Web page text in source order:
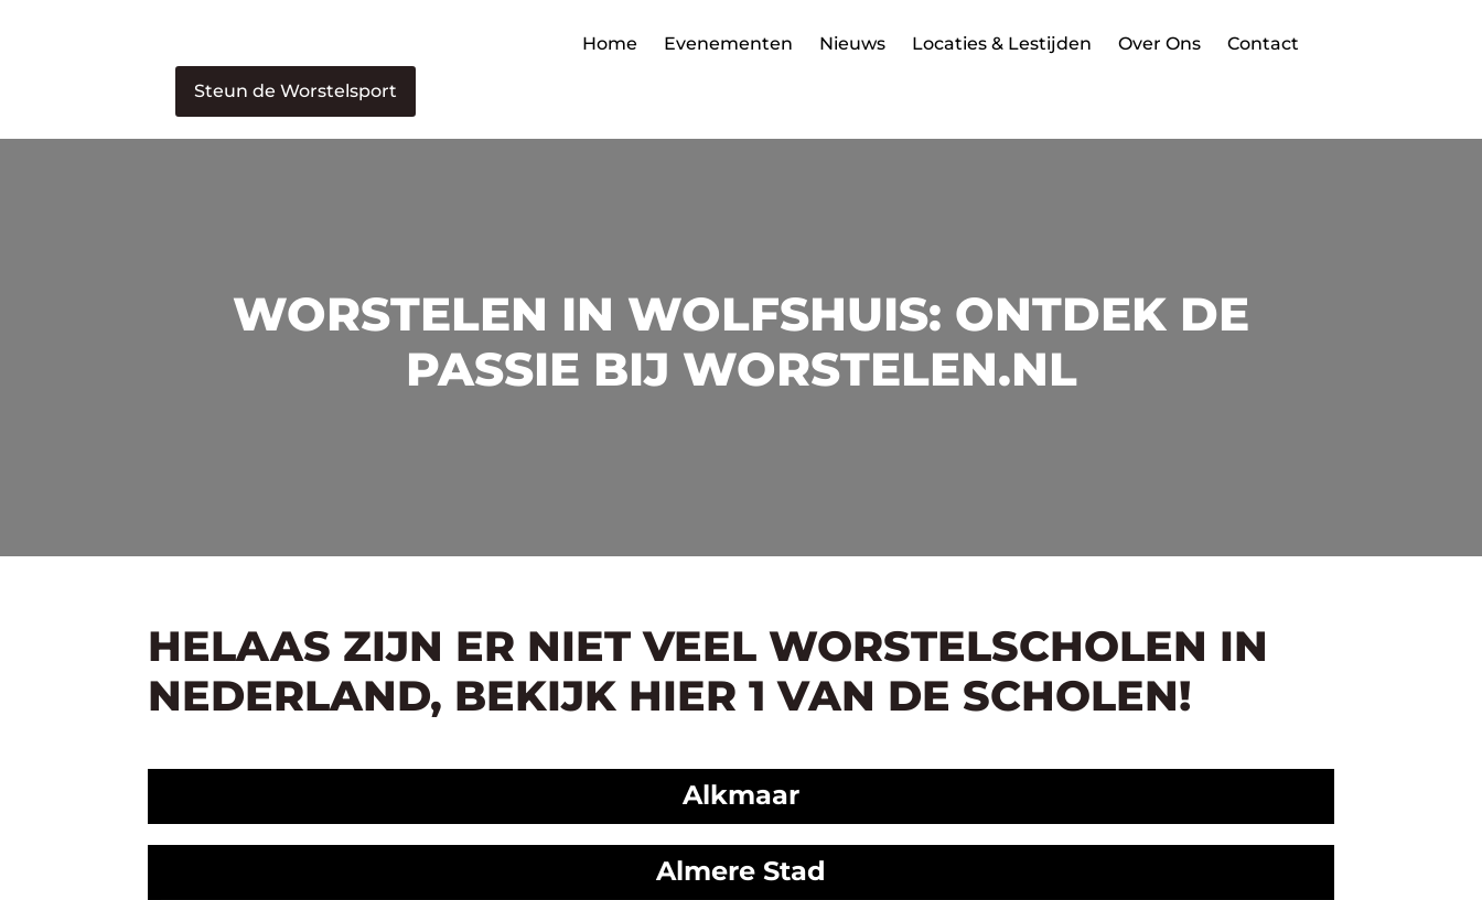
Home Evenementen Nieuws Locaties & Lestijden Over Ons Contact
Steun de Worstelsport
WORSTELEN IN WOLFSHUIS: ONTDEK DE
PASSIE BIJ WORSTELEN.NL
HELAAS ZIJN ER NIET VEEL WORSTELSCHOLEN IN
NEDERLAND, BEKIJK HIER 1 VAN DE SCHOLEN!
Alkmaar
Almere Stad